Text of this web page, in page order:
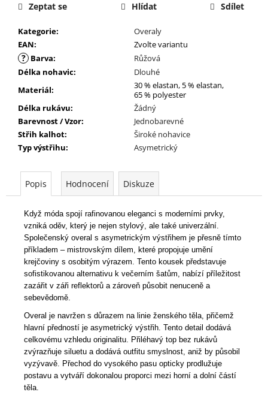
Kategorie:
Overaly
EAN: Zvolte variantu
? Barva:
Růžová
Délka nohavic:
Dlouhé
Materiál:
30 % elastan, 5 % elastan,
65 % polyester
Délka rukávu:
Žádný
Barevnost / Vzor:
Jednobarevné
Střih kalhot:
Široké nohavice
Typ výstřihu: Asymetrický
Zeptat se Hlídat Sdílet
Popis Hodnocení Diskuze
Když móda spojí rafinovanou eleganci s moderními prvky,
vzniká oděv, který je nejen stylový, ale také univerzální.
Společenský overal s asymetrickým výstřihem je přesně tímto
příkladem – mistrovským dílem, které propojuje umění
krejčoviny s osobitým výrazem. Tento kousek představuje
sofistikovanou alternativu k večerním šatům, nabízí příležitost
zazářit v záři reflektorů a zároveň působit nenuceně a
sebevědomě.
Overal je navržen s důrazem na linie ženského těla, přičemž
hlavní předností je asymetrický výstřih. Tento detail dodává
celkovému vzhledu originalitu. Přiléhavý top bez rukávů
zvýrazňuje siluetu a dodává outfitu smyslnost, aniž by působil
vyzývavě. Přechod do vysokého pasu opticky prodlužuje
postavu a vytváří dokonalou proporci mezi horní a dolní částí
těla.